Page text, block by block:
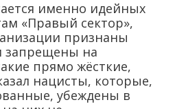
именно идейных
«Правый сектор»,
признаны
запрещены на
прямо жёсткие,
нацисты, которые,
убеждены в